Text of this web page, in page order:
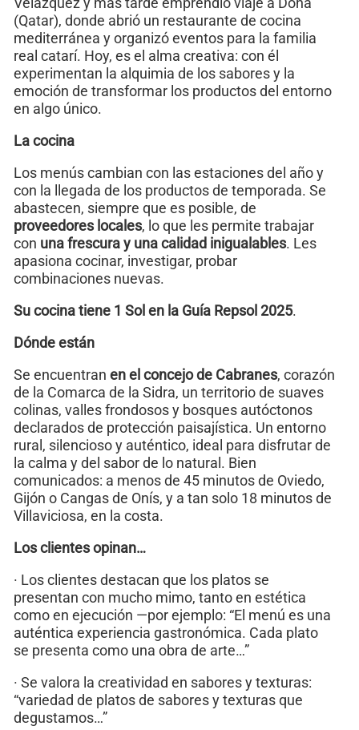
(Qatar), donde abrió un restaurante de cocina
mediterránea y organizó eventos para la familia
real catarí. Hoy, es el alma creativa: con él
experimentan la alquimia de los sabores y la
emoción de transformar los productos del entorno
en algo único.
La cocina
Los menús cambian con las estaciones del año y
con la llegada de los productos de temporada. Se
abastecen, siempre que es posible, de
proveedores locales, lo que les permite trabajar
con una frescura y una calidad inigualables. Les
apasiona cocinar, investigar, probar
combinaciones nuevas.
Su cocina tiene 1 Sol en la Guía Repsol 2025.
Dónde están
Se encuentran en el concejo de Cabranes, corazón
de la Comarca de la Sidra, un territorio de suaves
colinas, valles frondosos y bosques autóctonos
declarados de protección paisajística. Un entorno
rural, silencioso y auténtico, ideal para disfrutar de
la calma y del sabor de lo natural. Bien
comunicados: a menos de 45 minutos de Oviedo,
Gijón o Cangas de Onís, y a tan solo 18 minutos de
Villaviciosa, en la costa.
Los clientes opinan…
· Los clientes destacan que los platos se
presentan con mucho mimo, tanto en estética
como en ejecución —por ejemplo: “El menú es una
auténtica experiencia gastronómica. Cada plato
se presenta como una obra de arte…”
· Se valora la creatividad en sabores y texturas:
“variedad de platos de sabores y texturas que
degustamos…”